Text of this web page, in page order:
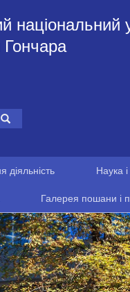
національний
Гончара
діяльність Наука
Галерея пошани і